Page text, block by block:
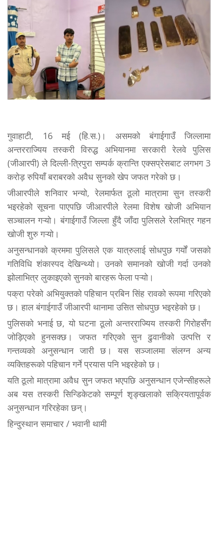
गुवाहाटी, 16 मई (हि.स.)। असमको बंगाईगाउँ जिल्लामा
अन्तरराज्यिय तस्करी विरुद्ध अभियानमा सरकारी रेलवे पुलिस
(जीआरपी) ले दिल्ली-त्रिपुरा सम्पर्क क्रान्ति एक्सप्रेसबाट लगभग 3
करोड़ रुपियाँ बराबरको अवैध सुनको खेप जफत गरेको छ।
जीआरपीले शनिवार भन्यो, रेलमार्फत ठूलो मात्रामा सुन तस्करी
भइरहेको सूचना पाएपछि जीआरपीले रेलमा विशेष खोजी अभियान
सञ्चालन गऱ्यो। बंगाईगाउँ जिल्ला हुँदै जाँदा पुलिसले रेलभित्र गहन
खोजी शुरु गऱ्यो।
अनुसन्धानको क्रममा पुलिसले एक यात्रुलाई सोधपुछ गर्यों जसको
गतिविधि शंकास्पद देखिन्थ्यो। उनको समानको खोजी गर्दा उनको
झोलाभित्र लुकाइएको सुनको बारहरू फेला पऱ्यो।
पक्रा परेको अभियुक्तको पहिचान प्रबिन सिंह रावको रूपमा गरिएको
छ। हाल बंगाईगाउँ जीआरपी थानामा उसित सोधपुछ भइरहेको छ।
पुलिसको भनाई छ, यो घटना ठूलो अन्तरराज्यिय तस्करी गिरोहसँग
जोड़िएको हुनसक्छ। जफत गरिएको सुन ढुवानीको उत्पत्ति र
गन्तव्यको अनुसन्धान जारी छ। यस सञ्जालमा संलग्न अन्य
व्यक्तिहरूको पहिचान गर्ने प्रयास पनि भइरहेको छ।
यति ठूलो मात्रामा अवैध सुन जफत भएपछि अनुसन्धान एजेन्सीहरूले
अब यस तस्करी सिन्डिकेटको सम्पूर्ण शृङ्खलाको सक्रियतापूर्वक
अनुसन्धान गरिरहेका छन्।
हिन्दुस्थान समाचार / भवानी थामी